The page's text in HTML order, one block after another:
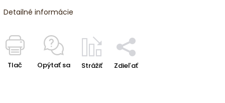
Detailné informácie
Tlač Opýtať sa Strážiť Zdieľať